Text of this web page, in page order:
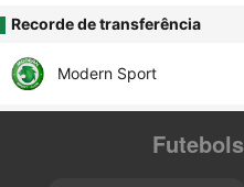
Recorde de transferência
Modern Sport